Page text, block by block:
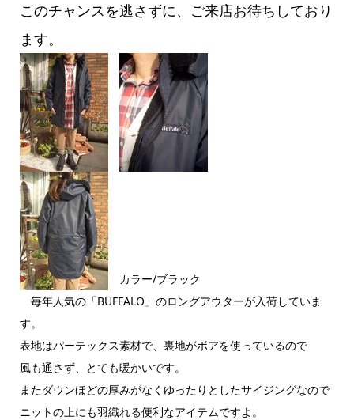
このチャンスを逃さずに、ご来店お待ちしており
ます。
カラー/ブラック
毎年人気の「BUFFALO」のロングアウターが入荷していま
す。
表地はパーテックス素材で、裏地がボアを使っているので
風も通さず、とても暖かいです。
またダウンほどの厚みがなくゆったりとしたサイジングなので
ニットの上にも羽織れる便利なアイテムですよ。